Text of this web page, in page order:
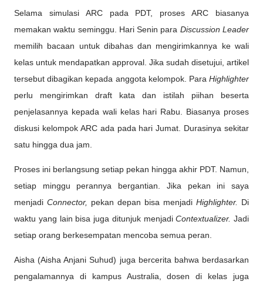
Selama simulasi ARC pada PDT, proses ARC biasanya
memakan waktu seminggu. Hari Senin para Discussion Leader
memilih bacaan untuk dibahas dan mengirimkannya ke wali
kelas untuk mendapatkan approval. Jika sudah disetujui, artikel
tersebut dibagikan kepada anggota kelompok. Para Highlighter
perlu mengirimkan draft kata dan istilah piihan beserta
penjelasannya kepada wali kelas hari Rabu. Biasanya proses
diskusi kelompok ARC ada pada hari Jumat. Durasinya sekitar
satu hingga dua jam.
Proses ini berlangsung setiap pekan hingga akhir PDT. Namun,
setiap minggu perannya bergantian. Jika pekan ini saya
menjadi Connector, pekan depan bisa menjadi Highlighter. Di
waktu yang lain bisa juga ditunjuk menjadiContextualizer. Jadi
setiap orang berkesempatan mencoba semua peran.
Aisha (Aisha Anjani Suhud) juga bercerita bahwa berdasarkan
pengalamannya di kampus Australia, dosen di kelas juga